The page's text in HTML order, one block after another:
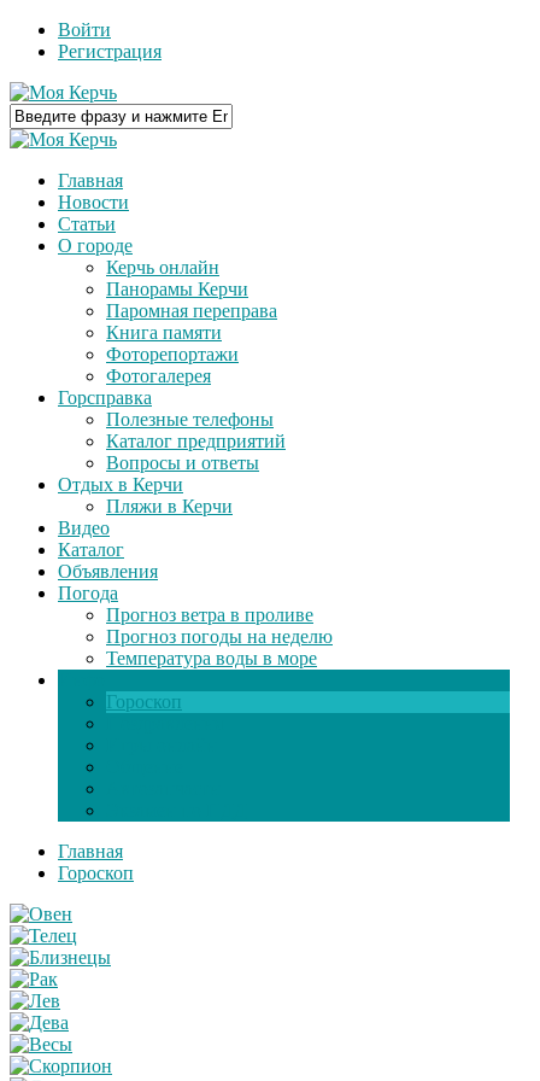
Войти
Регистрация
Главная
Новости
Статьи
О городе
Керчь онлайн
Панорамы Керчи
Паромная переправа
Книга памяти
Фоторепортажи
Фотогалерея
Горсправка
Полезные телефоны
Каталог предприятий
Вопросы и ответы
Отдых в Керчи
Пляжи в Керчи
Видео
Каталог
Объявления
Погода
Прогноз ветра в проливе
Прогноз погоды на неделю
Температура воды в море
Гороскоп
Главная
Гороскоп